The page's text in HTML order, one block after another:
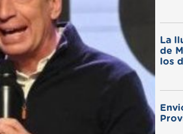
La
de
los